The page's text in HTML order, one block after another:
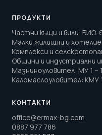
ПРОДУКТИ
Частни къщи и вили: БИО-
Малки жилищни и
Комплекси и
Общини и индустриални
Мазниноуловител: МУ 1 –
Каломаслоуловител: КМУ
КОНТАКТИ
office@ermax-bg.com
0887 977 786